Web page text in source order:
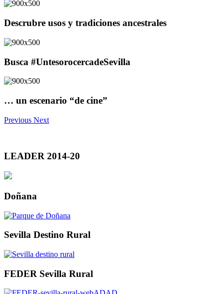
Descrubre usos y tradiciones ancestrales
Busca #UntesorocercadeSevilla
… un escenario “de cine”
Previous Next
LEADER 2014-20
Doñana
Sevilla Destino Rural
FEDER Sevilla Rural